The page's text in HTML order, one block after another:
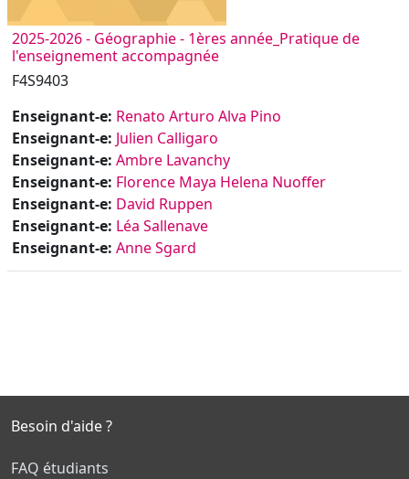
2025-2026 - Géographie - 1ères année_Pratique de
l'enseignement accompagnée
F4S9403
Enseignant-e: Renato Arturo Alva Pino
Enseignant-e: Julien Calligaro
Enseignant-e: Ambre Lavanchy
Enseignant-e: Florence Maya Helena Nuoffer
Enseignant-e: David Ruppen
Enseignant-e: Léa Sallenave
Enseignant-e: Anne Sgard
Besoin d'aide ?
FAQ étudiants